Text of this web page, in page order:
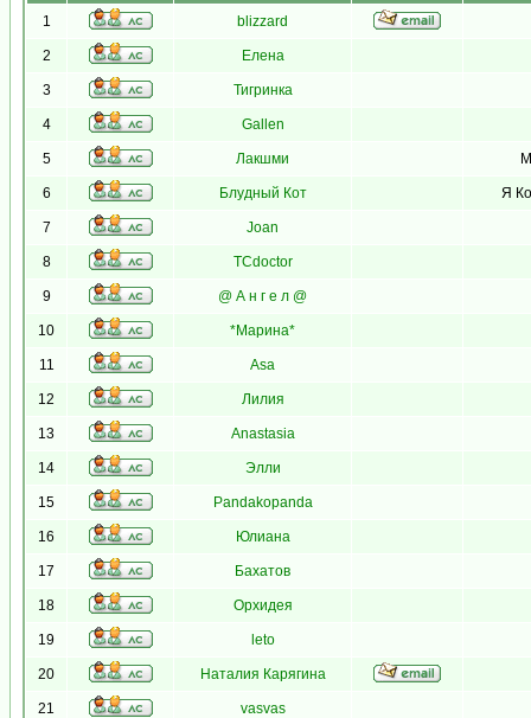
1 blizzard
2 Елена
3 Тигринка
4 Gallen
5 Лакшми
6 Блудный Кот Я
7 Joan
8 TCdoctor
9 @ А н г е л @
10 *Марина*
11 Asa
12 Лилия
13 Anastasia
14 Элли
15 Pandakopanda
16 Юлиана
17 Бахатов
18 Орхидея
19 leto
20 Наталия Карягина
21 vasvas